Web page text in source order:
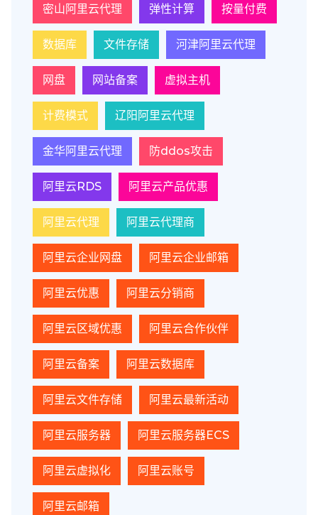
密山阿里云代理 弹性计算 按量付费
数据库 文件存储 河津阿里云代理
网盘 网站备案 虚拟主机
计费模式 辽阳阿里云代理
金华阿里云代理 防ddos攻击
阿里云RDS 阿里云产品优惠
阿里云代理 阿里云代理商
阿里云企业网盘 阿里云企业邮箱
阿里云优惠 阿里云分销商
阿里云区域优惠 阿里云合作伙伴
阿里云备案 阿里云数据库
阿里云文件存储 阿里云最新活动
阿里云服务器 阿里云服务器ECS
阿里云虚拟化 阿里云账号
阿里云邮箱